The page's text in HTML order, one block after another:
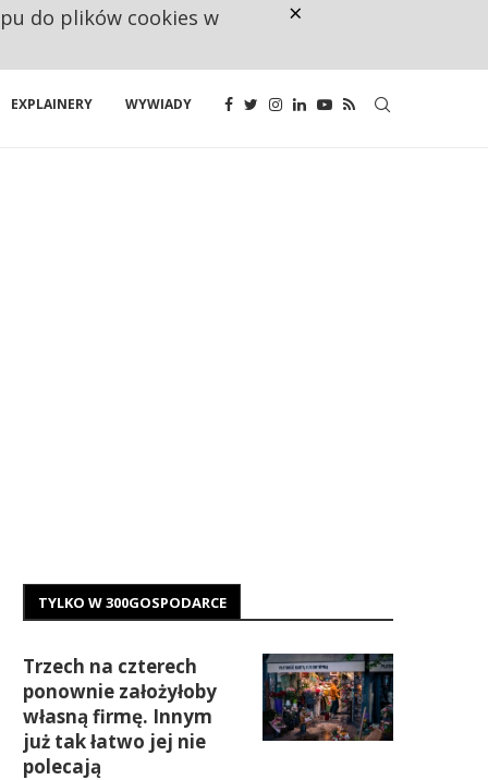
EXPLAINERY WYWIADY
TYLKO W 300GOSPODARCE
Trzech na czterech
ponownie założyłoby
własną firmę. Innym
już tak łatwo jej nie
polecają
do plików cookies w ×